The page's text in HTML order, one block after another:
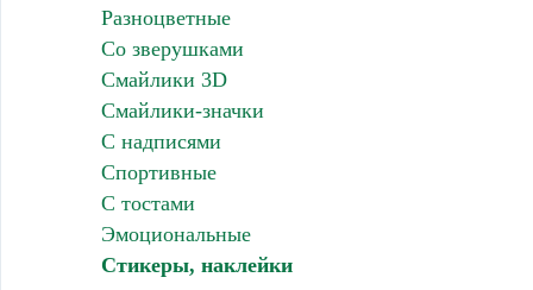
Разноцветные
Со зверушками
Смайлики 3D
Смайлики-значки
С надписями
Спортивные
С тостами
Эмоциональные
Стикеры, наклейки